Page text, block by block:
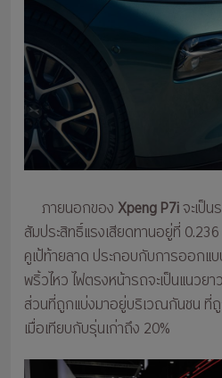
ภายนอกของXpeng P7iจะเป็
สัมประสิทธิ์แรงเสียดทานอยู่ที่
คูเป้ท้ายลาด ประกอบกับการออกแ
พริ้วไหว ไฟตรงหน้ารถจะเป็นแนวย
ส่วนที่ถูกแบ่งมาอยู่บริเวณกันชน ที่
เมื่อเทียบกับรุ่นเก่าถึง 20%